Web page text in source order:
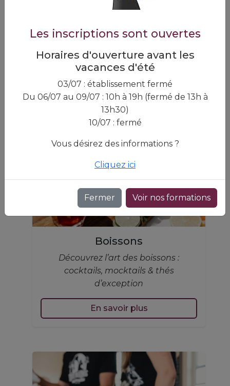
formez‑vous au métier de
fromager‑affineur !
En savoir plus
Boissons
Découvrez l’art des boissons :
cocktails, mocktails & thés
d’exception
En savoir plus
Les inscriptions sont ouvertes
Horaires d'ouverture avant les
vacances d'été
03/07 : établissement fermé
Du 06/07 au 09/07 : 10h à 19h (fermé de 13h à
13h30)
10/07 : fermé
Vous désirez des informations ?
Cliquez ici
Fermer Voir nos formations